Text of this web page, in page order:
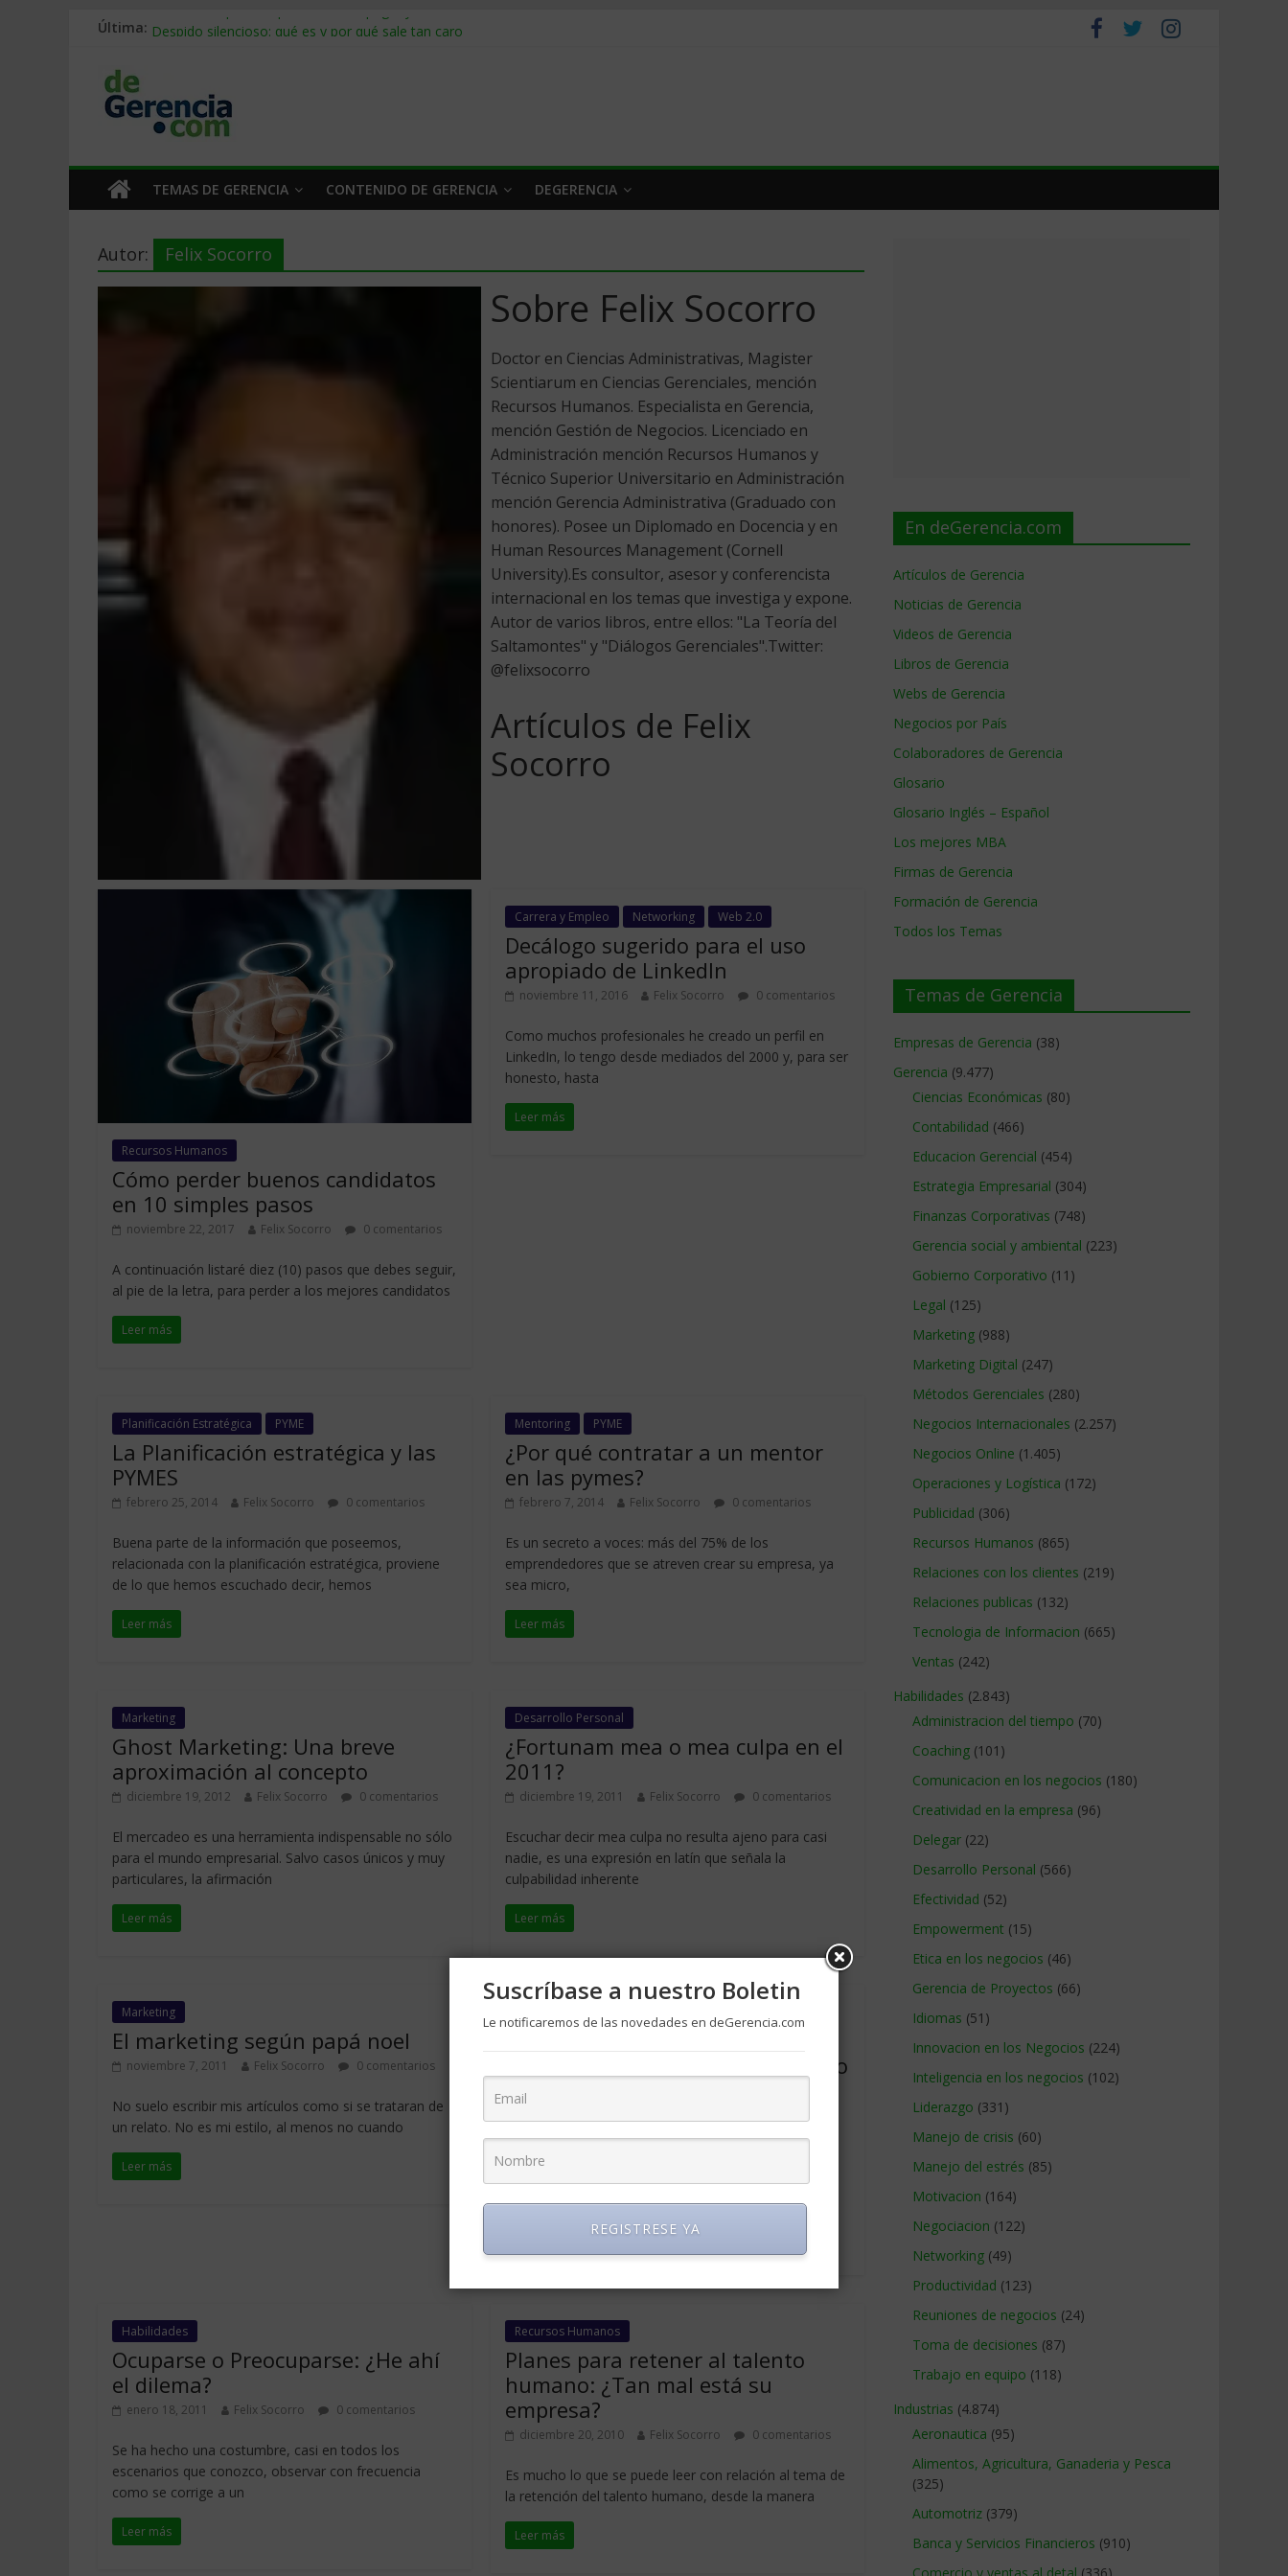
Última: Stablecoins para empresas: cómo pagar y cobrar en 2026
Trabajo forzoso en la cadena de suministro: qué hacer
Mercado hispano de EE. UU.: cómo segmentarlo y venderle
TEMAS DE GERENCIA CONTENIDO DE GERENCIA DEGERENCIA
Autor: Felix Socorro
Sobre Felix Socorro
Doctor en Ciencias Administrativas, Magister
Scientiarum en Ciencias Gerenciales, mención
Recursos Humanos. Especialista en Gerencia,
mención Gestión de Negocios. Licenciado en
Administración mención Recursos Humanos y
Técnico Superior Universitario en Administración
mención Gerencia Administrativa (Graduado con
honores). Posee un Diplomado en Docencia y en
Human Resources Management (Cornell
University).Es consultor, asesor y conferencista
internacional en los temas que investiga y expone.
Autor de varios libros, entre ellos: "La Teoría del
Saltamontes" y "Diálogos Gerenciales".Twitter:
@felixsocorro
Artículos de Felix
Socorro
Recursos Humanos
Cómo perder buenos candidatos
en 10 simples pasos
noviembre 22, 2017 Felix Socorro 0 comentarios
A continuación listaré diez (10) pasos que debes seguir,
al pie de la letra, para perder a los mejores candidatos
Leer más
Carrera y Empleo Networking Web 2.0
Decálogo sugerido para el uso
apropiado de LinkedIn
noviembre 11, 2016 Felix Socorro 0 comentarios
Como muchos profesionales he creado un perfil en
LinkedIn, lo tengo desde mediados del 2000 y, para ser
honesto, hasta
Leer más
Planificación Estratégica PYME
La Planificación estratégica y las
PYMES
febrero 25, 2014 Felix Socorro 0 comentarios
Buena parte de la información que poseemos,
relacionada con la planificación estratégica, proviene
de lo que hemos escuchado decir, hemos
Leer más
Mentoring PYME
¿Por qué contratar a un mentor
en las pymes?
febrero 7, 2014 Felix Socorro 0 comentarios
Es un secreto a voces: más del 75% de los
emprendedores que se atreven crear su empresa, ya
sea micro,
Leer más
Marketing
Ghost Marketing: Una breve
aproximación al concepto
diciembre 19, 2012 Felix Socorro 0 comentarios
El mercadeo es una herramienta indispensable no sólo
para el mundo empresarial. Salvo casos únicos y muy
particulares, la afirmación
Leer más
Desarrollo Personal
¿Fortunam mea o mea culpa en el
2011?
diciembre 19, 2011 Felix Socorro 0 comentarios
Escuchar decir mea culpa no resulta ajeno para casi
nadie, es una expresión en latín que señala la
culpabilidad inherente
Leer más
Marketing
El marketing según papá noel
noviembre 7, 2011 Felix Socorro 0 comentarios
No suelo escribir mis artículos como si se trataran de
un relato. No es mi estilo, al menos no cuando
Leer más
organizaciones: Me conecto, luego
existo
Cogito ergo sum, fue la primera verdad, luego de una
Habilidades
Ocuparse o Preocuparse: ¿He ahí
el dilema?
enero 18, 2011 Felix Socorro 0 comentarios
Se ha hecho una costumbre, casi en todos los
escenarios que conozco, observar con frecuencia
como se corrige a un
Leer más
Recursos Humanos
Planes para retener al talento
humano: ¿Tan mal está su
empresa?
diciembre 20, 2010 Felix Socorro 0 comentarios
Es mucho lo que se puede leer con relación al tema de
la retención del talento humano, desde la manera
Leer más
En deGerencia.com
Artículos de Gerencia
Noticias de Gerencia
Videos de Gerencia
Libros de Gerencia
Webs de Gerencia
Negocios por País
Colaboradores de Gerencia
Glosario
Glosario Inglés – Español
Los mejores MBA
Firmas de Gerencia
Formación de Gerencia
Todos los Temas
Temas de Gerencia
Empresas de Gerencia (38)
Gerencia (9.477)
Ciencias Económicas (80)
Contabilidad (466)
Educacion Gerencial (454)
Estrategia Empresarial (304)
Finanzas Corporativas (748)
Gerencia social y ambiental (223)
Gobierno Corporativo (11)
Legal (125)
Marketing (988)
Marketing Digital (247)
Métodos Gerenciales (280)
Negocios Internacionales (2.257)
Negocios Online (1.405)
Operaciones y Logística (172)
Publicidad (306)
Recursos Humanos (865)
Relaciones con los clientes (219)
Relaciones publicas (132)
Tecnologia de Informacion (665)
Ventas (242)
Habilidades (2.843)
Administracion del tiempo (70)
Coaching (101)
Comunicacion en los negocios (180)
Creatividad en la empresa (96)
Delegar (22)
Desarrollo Personal (566)
Efectividad (52)
Empowerment (15)
Etica en los negocios (46)
Gerencia de Proyectos (66)
Idiomas (51)
Innovacion en los Negocios (224)
Inteligencia en los negocios (102)
Liderazgo (331)
Manejo de crisis (60)
Manejo del estrés (85)
Motivacion (164)
Negociacion (122)
Networking (49)
Productividad (123)
Reuniones de negocios (24)
Toma de decisiones (87)
Trabajo en equipo (118)
Industrias (4.874)
Aeronautica (95)
Alimentos, Agricultura, Ganaderia y Pesca
(325)
Automotriz (379)
Banca y Servicios Financieros (910)
Suscríbase a nuestro Boletin
Le notificaremos de las novedades en deGerencia.com
REGISTRESE YA